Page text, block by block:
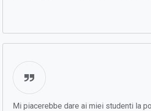
Mi piacerebbe dare ai miei studenti la